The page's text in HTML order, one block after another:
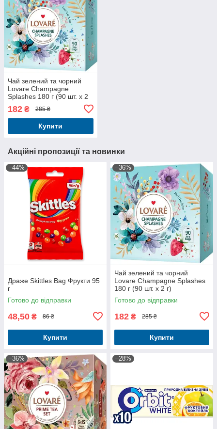
Чай зелений та чорний
Lovare Champagne
Splashes 180 г (90 шт. х 2
182 ₴ 285 ₴
Купити
Акційні пропозиції та новинки
–44%
Драже Skittles Bag Фрукти 95
г
Готово до відправки
48,50 ₴ 86 ₴
Купити
–36%
Чай зелений та чорний
Lovare Champagne Splashes
180 г (90 шт. х 2 г)
Готово до відправки
182 ₴ 285 ₴
Купити
–36% –28%